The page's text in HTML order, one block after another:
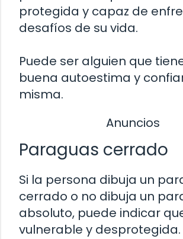
protegida y capaz de
desafíos de su vida.
Puede ser alguien que
buena autoestima y
misma.
Anuncios
Paraguas cerrado
Si la persona dibuja un
cerrado o no dibuja un
absoluto, puede indicar
vulnerable y desprotegida.